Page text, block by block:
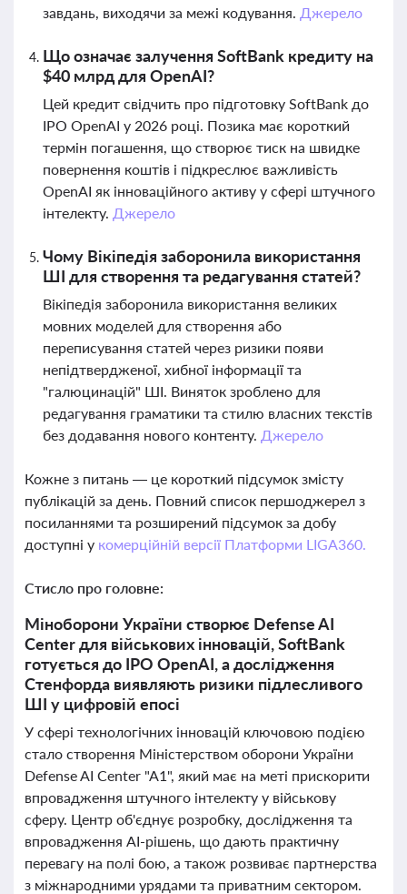
завдань, виходячи за межі кодування. Джерело
Що означає залучення SoftBank кредиту на
$40 млрд для OpenAI?
Цей кредит свідчить про підготовку SoftBank до
IPO OpenAI у 2026 році. Позика має короткий
термін погашення, що створює тиск на швидке
повернення коштів і підкреслює важливість
OpenAI як інноваційного активу у сфері штучного
інтелекту. Джерело
Чому Вікіпедія заборонила використання
ШІ для створення та редагування статей?
Вікіпедія заборонила використання великих
мовних моделей для створення або
переписування статей через ризики появи
непідтвердженої, хибної інформації та
"галюцинацій" ШІ. Виняток зроблено для
редагування граматики та стилю власних текстів
без додавання нового контенту. Джерело
Кожне з питань — це короткий підсумок змісту
публікацій за день. Повний список першоджерел з
посиланнями та розширений підсумок за добу
доступні у комерційній версії Платформи LIGA360.
Стисло про головне:
Міноборони України створює Defense AI
Center для військових інновацій, SoftBank
готується до IPO OpenAI, а дослідження
Стенфорда виявляють ризики підлесливого
ШІ у цифровій епосі
У сфері технологічних інновацій ключовою подією
стало створення Міністерством оборони України
Defense AI Center "A1", який має на меті прискорити
впровадження штучного інтелекту у військову
сферу. Центр об'єднує розробку, дослідження та
впровадження AI-рішень, що дають практичну
перевагу на полі бою, а також розвиває партнерства
з міжнародними урядами та приватним сектором.